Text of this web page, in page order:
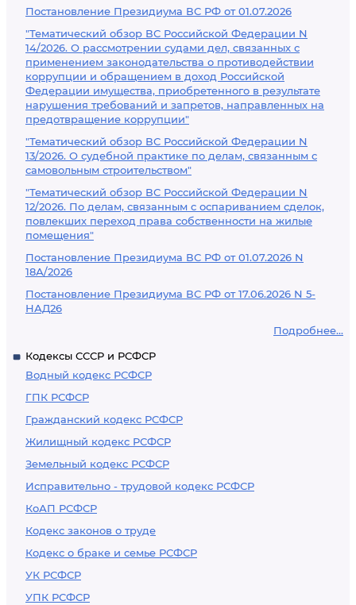
Постановление Президиума ВС РФ от 01.07.2026
"Тематический обзор ВС Российской Федерации N
14/2026. О рассмотрении судами дел, связанных с
применением законодательства о противодействии
коррупции и обращением в доход Российской
Федерации имущества, приобретенного в результате
нарушения требований и запретов, направленных на
предотвращение коррупции"
"Тематический обзор ВС Российской Федерации N
13/2026. О судебной практике по делам, связанным с
самовольным строительством"
"Тематический обзор ВС Российской Федерации N
12/2026. По делам, связанным с оспариванием сделок,
повлекших переход права собственности на жилые
помещения"
Постановление Президиума ВС РФ от 01.07.2026 N
18А/2026
Постановление Президиума ВС РФ от 17.06.2026 N 5-
НАД26
Подробнее...
Кодексы СССР и РСФСР
Водный кодекс РСФСР
ГПК РСФСР
Гражданский кодекс РСФСР
Жилищный кодекс РСФСР
Земельный кодекс РСФСР
Исправительно - трудовой кодекс РСФСР
КоАП РСФСР
Кодекс законов о труде
Кодекс о браке и семье РСФСР
УК РСФСР
УПК РСФСР